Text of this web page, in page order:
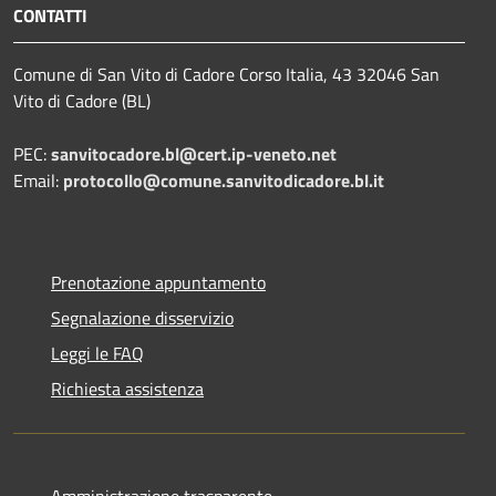
CONTATTI
Comune di San Vito di Cadore Corso Italia, 43 32046 San
Vito di Cadore (BL)
PEC:sanvitocadore.bl@cert.ip-veneto.net
Email: protocollo@comune.sanvitodicadore.bl.it
Prenotazione appuntamento
Segnalazione disservizio
Leggi le FAQ
Richiesta assistenza